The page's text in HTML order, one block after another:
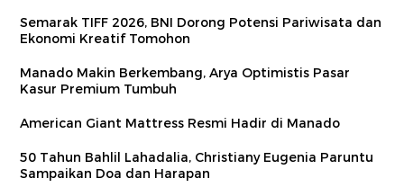
Semarak TIFF 2026, BNI Dorong Potensi Pariwisata dan
Ekonomi Kreatif Tomohon
Manado Makin Berkembang, Arya Optimistis Pasar
Kasur Premium Tumbuh
American Giant Mattress Resmi Hadir di Manado
50 Tahun Bahlil Lahadalia, Christiany Eugenia Paruntu
Sampaikan Doa dan Harapan